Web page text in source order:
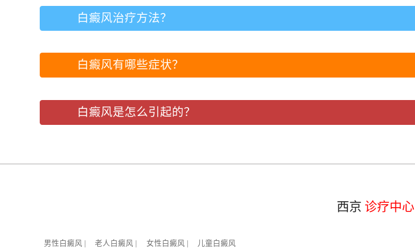
白癜风治疗方法？
白癜风有哪些症状？
白癜风是怎么引起的？
西京 诊疗中心
男性白癜风 | 老人白癜风 | 女性白癜风 | 儿童白癜风